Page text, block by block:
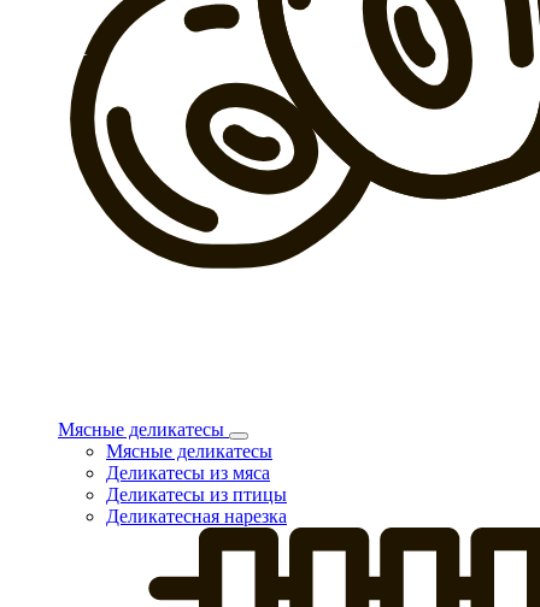
Мясные деликатесы
Мясные деликатесы
Деликатесы из мяса
Деликатесы из птицы
Деликатесная нарезка